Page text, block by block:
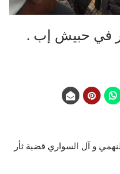
في حبيش إب .
و آل السواري قضية ثأر